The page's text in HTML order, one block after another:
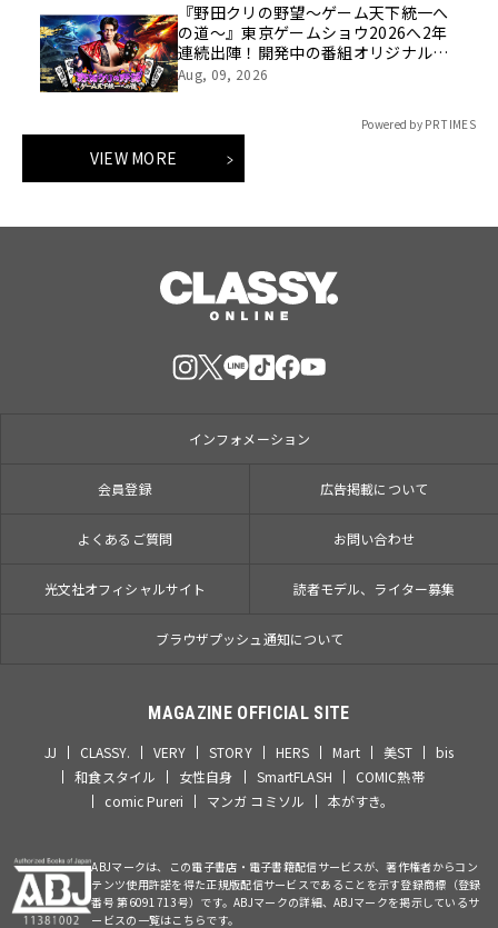
『野田クリの野望～ゲーム天下統一へ
の道～』東京ゲームショウ2026へ2年
連続出陣！開発中の番組オリジナルゲ
ームを世界最速体験！失敗したら即
Aug, 09, 2026
Powered by PR TIMES
VIEW MORE
インフォメーション
会員登録 広告掲載について
よくあるご質問 お問い合わせ
光文社オフィシャルサイト 読者モデル、ライター募集
ブラウザプッシュ通知について
MAGAZINE OFFICIAL SITE
JJ CLASSY. VERY STORY HERS Mart 美ST
bis
和食スタイル
女性自身 SmartFLASH
COMIC熱帯
comic Pureri
マンガ コミソル 本がすき。
ABJマークは、この電子書店・電子書籍配信サービスが、著作権者からコン
テンツ使用許諾を得た正規版配信サービスであることを示す登録商標（登録
番号 第6091713号）です。ABJマークの詳細、ABJマークを掲示しているサ
ービスの一覧はこちらです。